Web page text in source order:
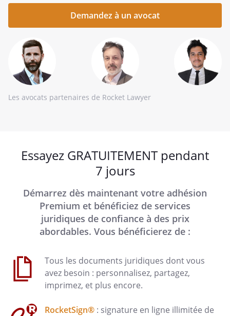
question
ici
Les avocats partenaires de Rocket Lawyer
Essayez GRATUITEMENT pendant
7 jours
Démarrez dès maintenant votre adhésion
Premium et bénéficiez de services
juridiques de confiance à des prix
abordables. Vous bénéficierez de :
Tous les documents juridiques dont vous
avez besoin : personnalisez, partagez,
imprimez, et plus encore.
RocketSign® : signature en ligne illimitée de